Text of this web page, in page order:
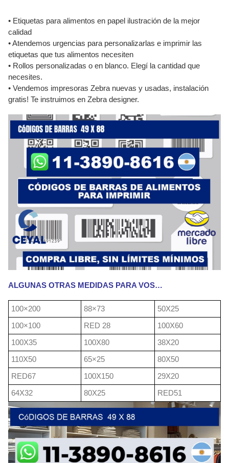
• Etiquetas para alimentos en papel ilustración de la mejor
calidad
• Atendemos urgencias para personalizarlas e imprimir las
etiquetas que tus alimentos necesiten
• Rollos personalizadas o en blanco. Elegí la cantidad que
necesites.
• Vendemos impresoras Zebra nuevas y usadas, instalación
gratis! Te instruimos en Zebra designer.
ALGUNAS OTRAS MEDIDAS PARA VOS…
100×200 88×73
50X25
100×100
RED 28
100X60
100X35
100X80
38X20
110X50
65×25
80X50
RED67
100X150
29X20
64X32
80X25 RED51